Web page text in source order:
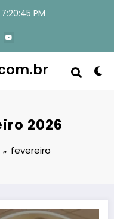
7:20:46 PM
2026
fevereiro